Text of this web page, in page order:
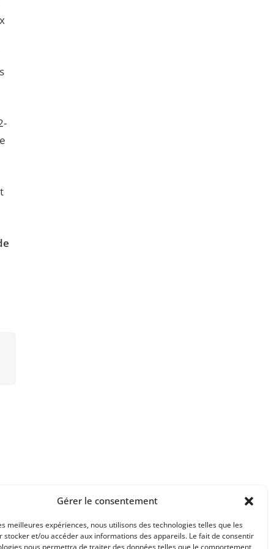
Gérer le consentement
meilleures expériences, nous utilisons des technologies telles que les
stocker et/ou accéder aux informations des appareils. Le fait de consentir
nous permettra de traiter des données telles que le comportement